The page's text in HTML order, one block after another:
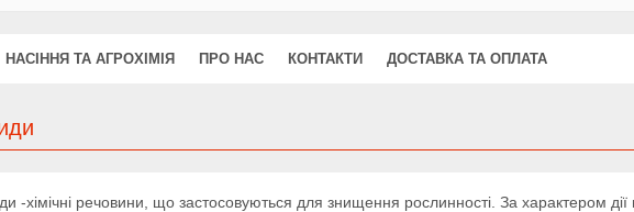
НАСІННЯ ТА АГРОХІМІЯ ПРО НАС КОНТАКТИ ДОСТАВКА ТА ОПЛАТА
-хімічні речовини, що застосовуються для знищення рослинності. За характером